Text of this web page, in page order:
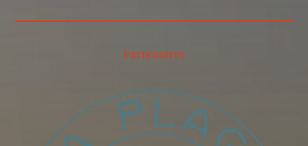
Partenaires